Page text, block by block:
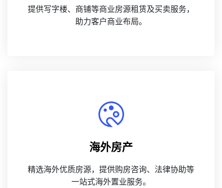
提供写字楼、商铺等商业房源租赁及买卖服务，
助力客户商业布局。
海外房产
精选海外优质房源，提供购房咨询、法律协助等
一站式海外置业服务。